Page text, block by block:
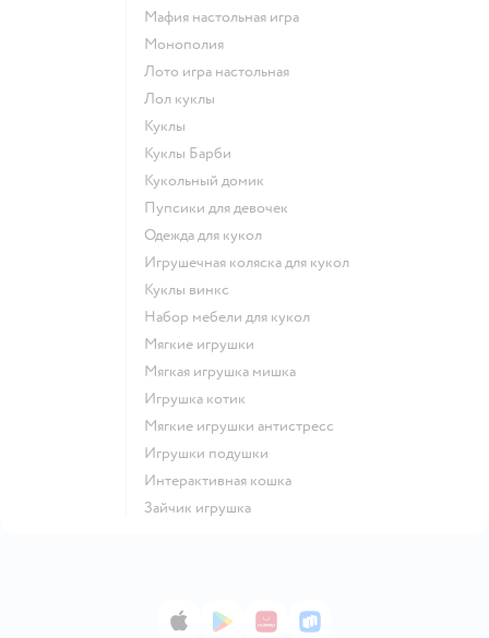
Мафия настольная игра
Монополия
Лото игра настольная
Лол куклы
Куклы
Куклы Барби
Кукольный домик
Пупсики для девочек
Одежда для кукол
Игрушечная коляска для кукол
Куклы винкс
Набор мебели для кукол
Мягкие игрушки
Мягкая игрушка мишка
Игрушка котик
Мягкие игрушки антистресс
Игрушки подушки
Интерактивная кошка
Зайчик игрушка
App StoreGoogle Play
AppGallery
RuStore